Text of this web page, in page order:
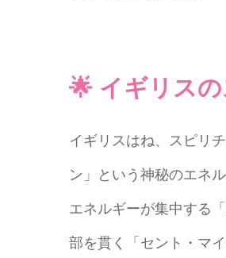
🌟 イギリス
イギリスはね、スピリ
ン」という神秘のエネ
エネルギーが集中する
部を貫く「セント・マ